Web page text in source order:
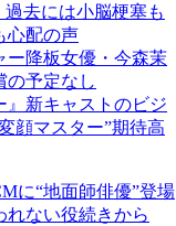
去には小脳梗塞も
心配の声
ー降板女優・今森茉
予定なし
』新キャストのビジ
顔マスター”期待高
に“地面師俳優”登場
ない役続きから